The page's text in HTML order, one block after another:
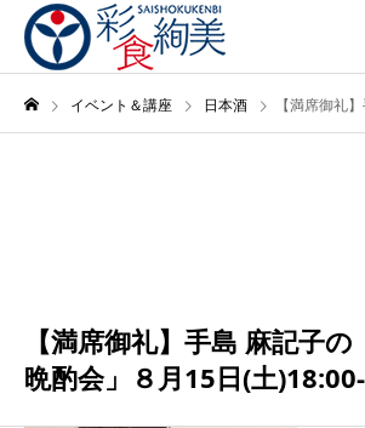
イベント＆講座 日本酒 【満席御礼】手島 麻記
【満席御礼】手島 麻記子
晩酌会」８月15日(土)18:00-